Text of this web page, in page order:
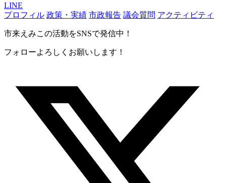
LINE
プロフィル 政策・実績 市政報告 議会質問 アクティビティ
市来えみこの活動をSNSで発信中！
フォローよろしくお願いします！